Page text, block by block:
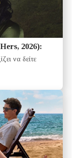
2026):
να δείτε